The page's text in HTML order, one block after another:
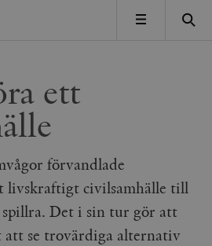
MENY
ett
förvandlade
livskraftigt civilsamhälle till
spillra. Det i sin tur gör att
att se trovärdiga alternativ